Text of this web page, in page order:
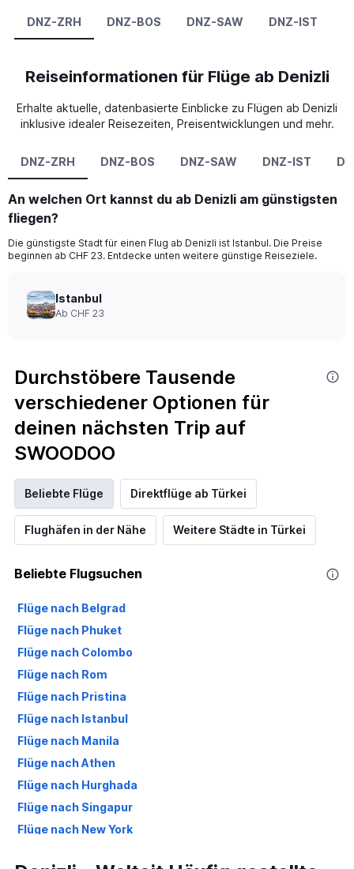
DNZ-ZRH DNZ-BOS DNZ-SAW DNZ-IST
Reiseinformationen für Flüge ab Denizli
Erhalte aktuelle, datenbasierte Einblicke zu Flügen ab Denizli
inklusive idealer Reisezeiten, Preisentwicklungen und mehr.
DNZ-ZRH DNZ-BOS DNZ-SAW DNZ-IST
An welchen Ort kannst du ab Denizli am günstigsten
fliegen?
Die günstigste Stadt für einen Flug ab Denizli ist Istanbul. Die Preise
beginnen ab CHF 23. Entdecke unten weitere günstige Reiseziele.
Istanbul
Ab CHF 23
Durchstöbere Tausende
verschiedener Optionen für
deinen nächsten Trip auf
SWOODOO
Beliebte Flüge Direktflüge ab Türkei
Flughäfen in der Nähe Weitere Städte in Türkei
Beliebte Flugsuchen
Flüge nach Belgrad
Flüge nach Phuket
Flüge nach Colombo
Flüge nach Rom
Flüge nach Pristina
Flüge nach Istanbul
Flüge nach Manila
Flüge nach Athen
Flüge nach Hurghada
Flüge nach Singapur
Flüge nach New York